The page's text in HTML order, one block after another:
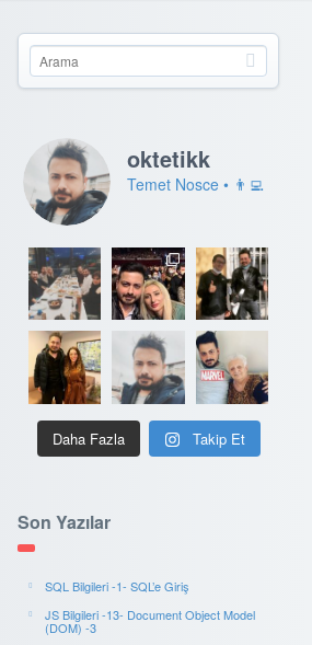
oktetikk
Temet Nosce • 👨‍💻
Daha Fazla Takip Et
Son Yazılar
SQL Bilgileri -1- SQL’e Giriş
JS Bilgileri -13- Document Object Model
(DOM) -3